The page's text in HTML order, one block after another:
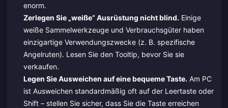
enorm.
Zerlegen Sie „weiße“ Ausrüstung nicht blind. Einige
weiße Sammelwerkzeuge und Verbrauchsgüter haben
einzigartige Verwendungszwecke (z. B. spezifische
Angelruten). Lesen Sie den Tooltip, bevor Sie sie
verkaufen.
Legen Sie Ausweichen auf eine bequeme Taste. Am PC
ist Ausweichen standardmäßig oft auf der Leertaste oder
Shift – stellen Sie sicher, dass Sie die Taste erreichen